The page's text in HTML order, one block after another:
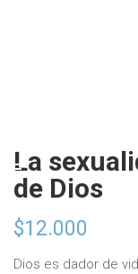
La
de Dios
$12.000
Dios es dador de